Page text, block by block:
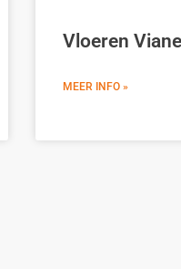
Vloeren
MEER INFO »